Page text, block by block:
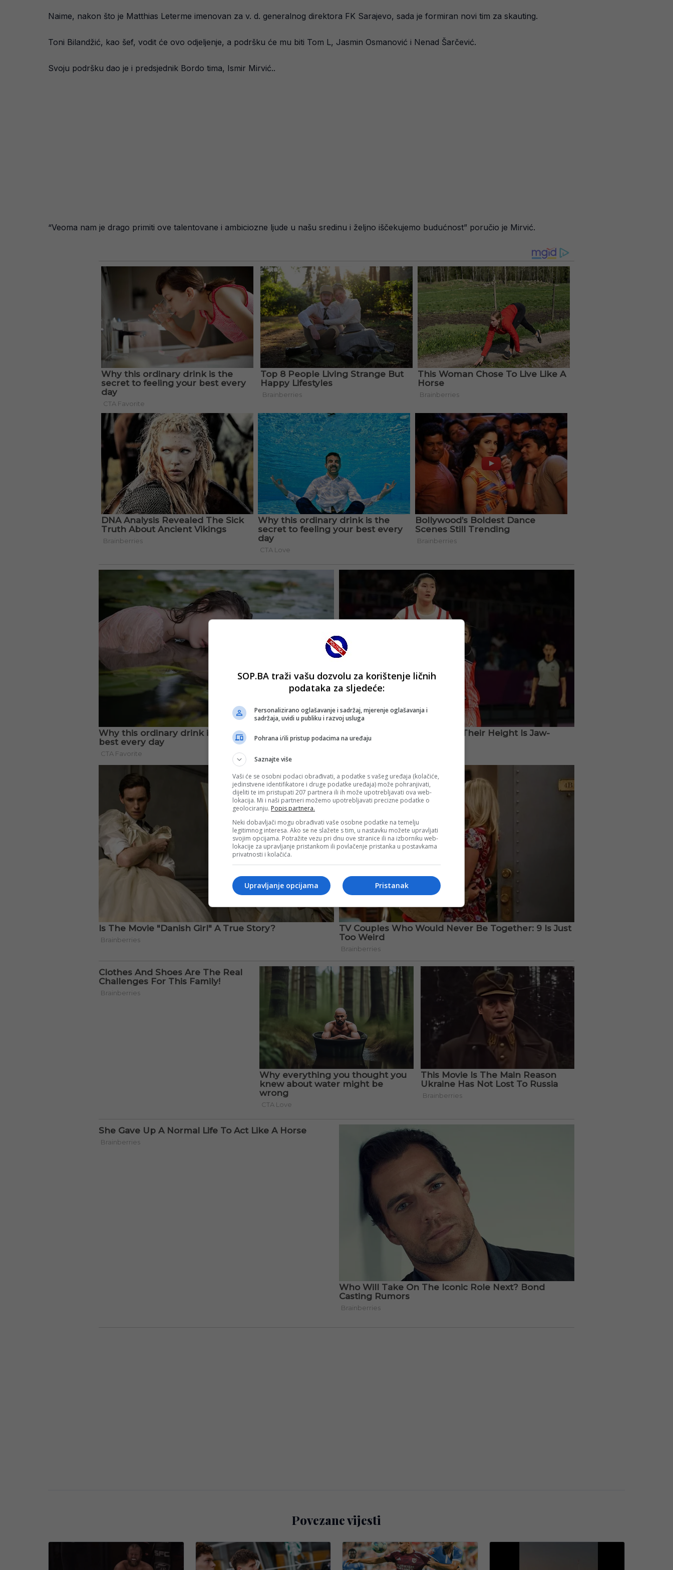
Naime, nakon što je Matthias Leterme imenovan za v. d. generalnog direktora FK Sarajevo, sada je formiran novi tim za skauting.
Toni Bilandžić, kao šef, vodit će ovo odjeljenje, a podršku će mu biti Tom L, Jasmin Osmanović i Nenad Šarčević.
Svoju podršku dao je i predsjednik Bordo tima, Ismir Mirvić..
“Veoma nam je drago primiti ove talentovane i ambiciozne ljude u našu sredinu i željno iščekujemo budućnost” poručio je Mirvić.
Povezane vijesti
SOP.BA traži vašu dozvolu za korištenje ličnih
podataka za sljedeće:
Personalizirano oglašavanje i sadržaj, mjerenje oglašavanja i
sadržaja, uvidi u publiku i razvoj usluga
Pohrana i/ili pristup podacima na uređaju
Saznajte više
Vaši će se osobni podaci obrađivati, a podatke s vašeg uređaja (kolačiće,
jedinstvene identifikatore i druge podatke uređaja) može pohranjivati,
dijeliti te im pristupati 207 partnera ili ih može upotrebljavati ova web-
lokacija. Mi i naši partneri možemo upotrebljavati precizne podatke o
geolociranju. Popis partnera.
Neki dobavljači mogu obrađivati vaše osobne podatke na temelju
legitimnog interesa. Ako se ne slažete s tim, u nastavku možete upravljati
svojim opcijama. Potražite vezu pri dnu ove stranice ili na izborniku web-
lokacije za upravljanje pristankom ili povlačenje pristanka u postavkama
privatnosti i kolačića.
Pristanak
Upravljanje opcijama